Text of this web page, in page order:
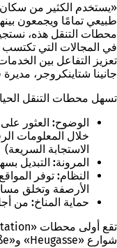
«يستخدم الكثير من سكان
طبيعي تمامًا ويجمعون
محطات التنقل هذه،
في المجالات التي تكتسب
تعزيز التفاعل بين
جانينا شتاينكروجر،
تسهل محطات التنقل
الوضوح: العثور
خلال المعلومات
الاستجابة السريعة)
المرونة: التبديل
النظام: توفر
الأرصفة وتخلق
حماية المناخ: من
شوارع «Heugasse» و«Holzstraße» و«Bonifaziusstraße».